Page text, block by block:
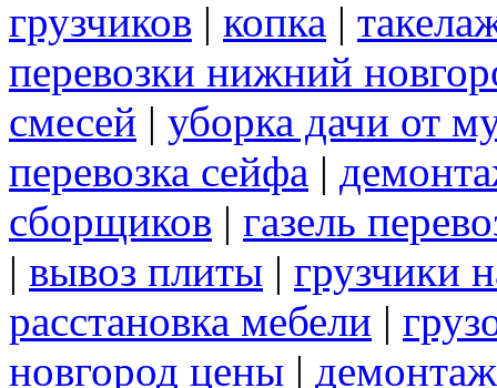
грузчиков | копка |
перевозки нижний
смесей | уборка дачи от
перевозка сейфа |
сборщиков | газель
| вывоз плиты | грузчики
расстановка мебели |
новгород цены | демонтаж